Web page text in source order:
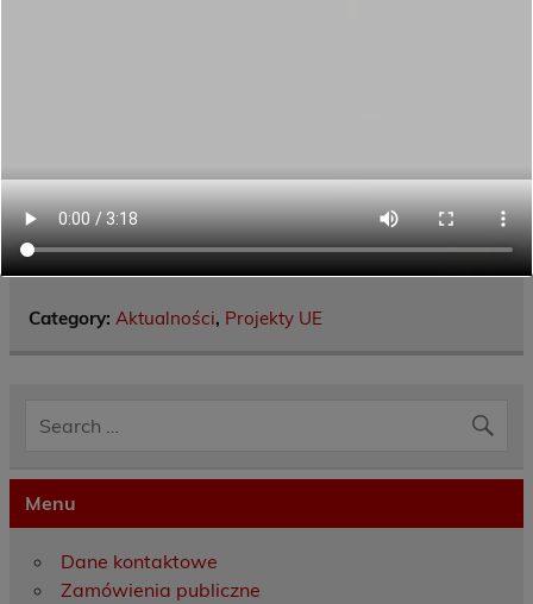
Category: Aktualności, Projekty UE
Menu
Dane kontaktowe
Zamówienia publiczne